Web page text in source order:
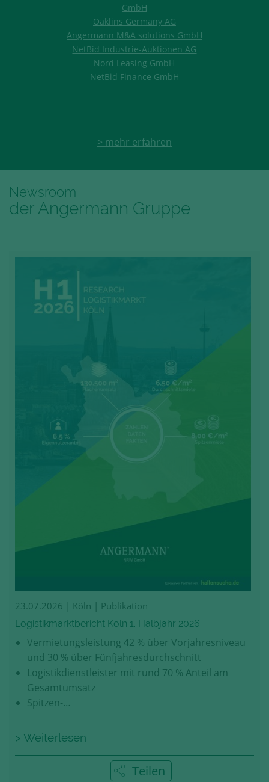
GmbH
Oaklins Germany AG
Angermann M&A solutions GmbH
NetBid Industrie-Auktionen AG
Nord Leasing GmbH
NetBid Finance GmbH
> mehr erfahren
Newsroom
der Angermann Gruppe
23.07.2026 | Köln | Publikation
Logistikmarktbericht Köln 1. Halbjahr 2026
Vermietungsleistung 42 % über Vorjahresniveau
und 30 % über Fünfjahresdurchschnitt
Logistikdienstleister mit rund 70 % Anteil am
Gesamtumsatz
Spitzen-…
> Weiterlesen
Teilen